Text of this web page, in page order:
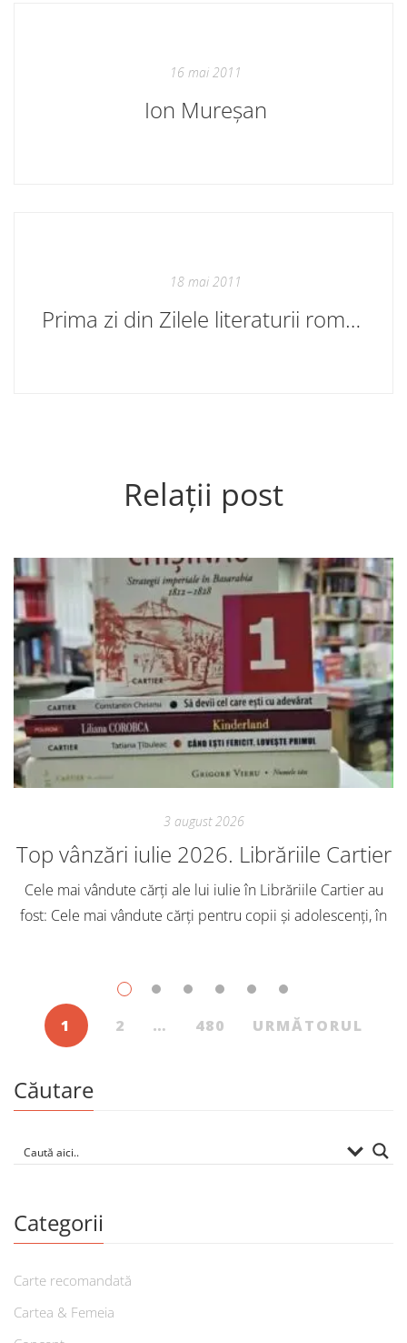
16 mai 2011
Ion Mureșan
18 mai 2011
Prima zi din Zilele literaturii române
Relații post
3 august 2026
Top vânzări iulie 2026. Librăriile Cartier
Cele mai vândute cărți ale lui iulie în Librăriile Cartier au
fost: Cele mai vândute cărți pentru copii și adolescenți, în
1 2 … 480 URMĂTORUL
Căutare
Categorii
Carte recomandată
Cartea & Femeia